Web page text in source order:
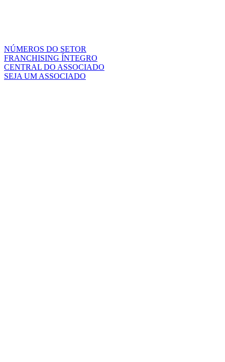
NÚMEROS DO SETOR
FRANCHISING ÍNTEGRO
CENTRAL DO ASSOCIADO
SEJA UM ASSOCIADO